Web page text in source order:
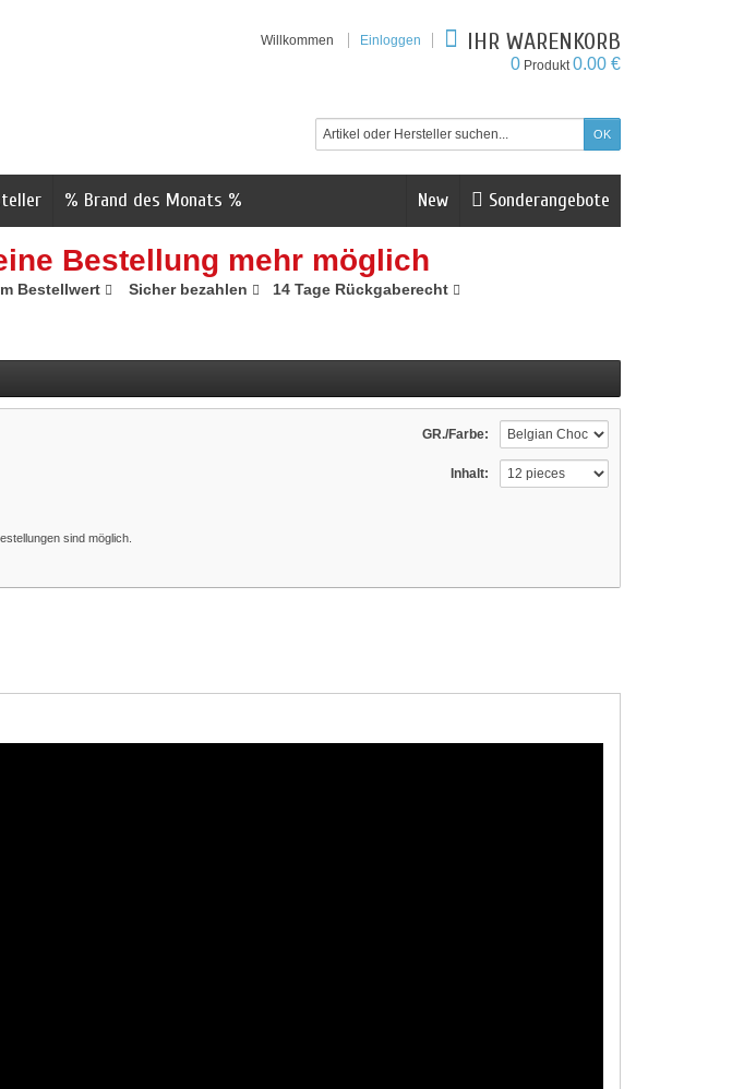
Willkommen Einloggen IHR WARENKORB
0 Produkt0.00 €
Sonderangebote
New
% Brand des Monats %
Bestellung mehr möglich
Bestellwert Sicher bezahlen 14 Tage Rückgaberecht
GR./Farbe:
Inhalt:
sind möglich.